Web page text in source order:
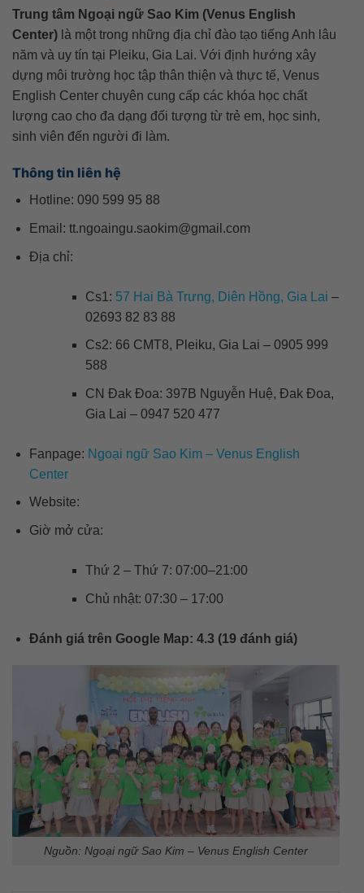
Trung tâm Ngoại ngữ Sao Kim (Venus English
Center) là một trong những địa chỉ đào tạo tiếng Anh lâu
năm và uy tín tại Pleiku, Gia Lai. Với định hướng xây
dựng môi trường học tập thân thiện và thực tế, Venus
English Center chuyên cung cấp các khóa học chất
lượng cao cho đa dạng đối tượng từ trẻ em, học sinh,
sinh viên đến người đi làm.
Thông tin liên hệ
Hotline: 090 599 95 88
Email: tt.ngoaingu.saokim@gmail.com
Địa chỉ:
Cs1: 57 Hai Bà Trưng, Diên Hồng, Gia Lai –
02693 82 83 88
Cs2: 66 CMT8, Pleiku, Gia Lai – 0905 999
588
CN Đak Đoa: 397B Nguyễn Huệ, Đak Đoa,
Gia Lai – 0947 520 477
Fanpage: Ngoại ngữ Sao Kim – Venus English
Center
Website:
Giờ mở cửa:
Thứ 2 – Thứ 7: 07:00–21:00
Chủ nhật: 07:30 – 17:00
Đánh giá trên Google Map: 4.3 (19 đánh giá)
Nguồn: Ngoại ngữ Sao Kim – Venus English Center